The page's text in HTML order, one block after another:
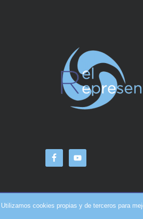
Utilizamos cookies propias y de terceros para